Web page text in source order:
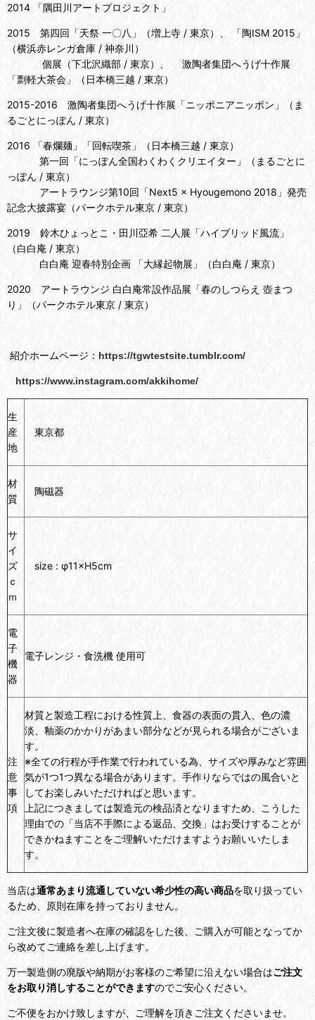
2014 「隅田川アートプロジェクト」
2015 第四回「天祭 一〇八」（増上寺 / 東京）、 「陶ISM 2015」
（横浜赤レンガ倉庫 / 神奈川）
個展（下北沢織部 / 東京）、 激陶者集団へうげ十作展
「剽軽大茶会」（日本橋三越 / 東京）
2015-2016 激陶者集団へうげ十作展「ニッポニアニッポン」（ま
るごとにっぽん / 東京）
2016 「春爛麺」「回転喫茶」（日本橋三越 / 東京）
第一回「にっぽん全国わくわくクリエイター」（まるごとに
っぽん / 東京）
アートラウンジ第10回「Next5 × Hyougemono 2018」発売
記念大披露宴（パークホテル東京 / 東京）
2019 鈴木ひょっとこ・田川亞希 二人展「ハイブリッド風流」
（白白庵 / 東京）
白白庵 迎春特別企画 「大縁起物展」（白白庵 / 東京）
2020 アートラウンジ 白白庵常設作品展「春のしつらえ 壺まつ
り」（パークホテル東京 / 東京）
紹介ホームページ： https://tgwtestsite.tumblr.com/
https://www.instagram.com/akkihome/
生
産
地
東京都
材
質
陶磁器
サ
イ
ズ
ｃ
ｍ
size : φ11×H5cm
電
子
機
器
電子レンジ・食洗機 使用可
注
意
事
項
材質と製造工程における性質上、食器の表面の貫入、色の濃
淡、釉薬のかかりがあまい部分などが見られる場合がございま
す。
※全ての行程が手作業で行われている為、サイズや厚みなど雰囲
気が1つ1つ異なる場合があります。手作りならではの風合いと
してお楽しみいただければと思います。
上記につきましては製造元の検品済となりますため、こうした
理由での「当店不手際による返品、交換」はお受けすることが
できかねますことをご理解いただけますようお願いいたしま
す。
当店は通常あまり流通していない希少性の高い商品を取り扱ってい
るため、原則在庫を持っておりません。
ご注文後に製造者へ在庫の確認をした後、ご購入が可能となってか
ら改めてご連絡を差し上げます。
万一製造側の廃版や納期がお客様のご希望に沿えない場合はご注文
をお取り消しすることができますのでご安心ください。
ご不便をおかけ致しますが、ご理解を頂きご注文くださいませ。